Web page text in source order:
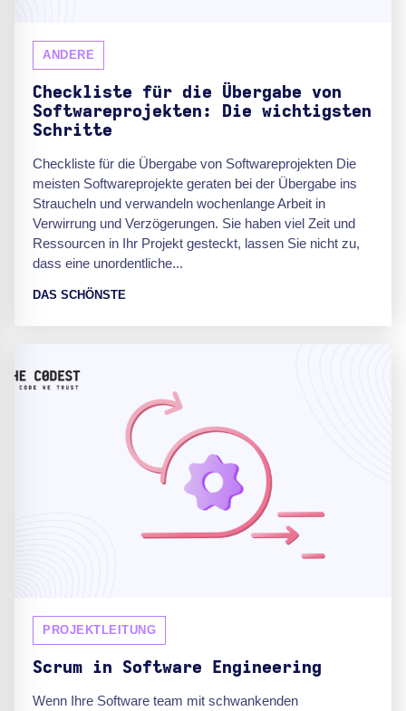
ANDERE
Checkliste für die Übergabe von
Softwareprojekten: Die wichtigsten
Schritte
Checkliste für die Übergabe von Softwareprojekten Die
meisten Softwareprojekte geraten bei der Übergabe ins
Straucheln und verwandeln wochenlange Arbeit in
Verwirrung und Verzögerungen. Sie haben viel Zeit und
Ressourcen in Ihr Projekt gesteckt, lassen Sie nicht zu,
dass eine unordentliche...
DAS SCHÖNSTE
PROJEKTLEITUNG
Scrum in Software Engineering
Wenn Ihre Software team mit schwankenden